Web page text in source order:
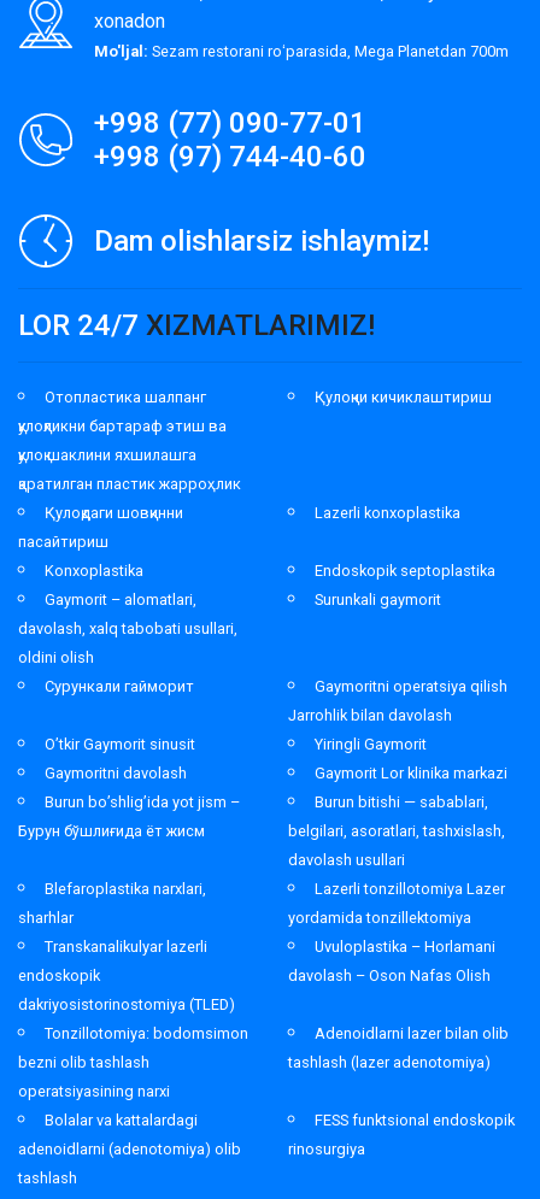
xonadon
Mo'ljal: Sezam restorani roʻparasida, Mega Planetdan 700m
+998 (77) 090-77-01
+998 (97) 744-40-60
Dam olishlarsiz ishlaymiz!
LOR 24/7 XIZMATLARIMIZ!
Отопластика шалпанг
қулоқликни бартараф этиш ва
қулоқ шаклини яхшилашга
қаратилган пластик жарроҳлик
Қулоқни кичиклаштириш
Қулоқдаги шовқинни
пасайтириш
Lazerli konxoplastika
Konxoplastika
Endoskopik septoplastika
Gaymorit – alomatlari,
davolash, xalq tabobati usullari,
oldini olish
Surunkali gaymorit
Сурункали гайморит
Gaymoritni operatsiya qilish
Jarrohlik bilan davolash
O’tkir Gaymorit sinusit
Yiringli Gaymorit
Gaymoritni davolash
Gaymorit Lor klinika markazi
Burun bo’shlig’ida yot jism –
Бурун бўшлиғида ёт жисм
Burun bitishi — sabablari,
belgilari, asoratlari, tashxislash,
davolash usullari
Blefaroplastika narxlari,
sharhlar
Lazerli tonzillotomiya Lazer
yordamida tonzillektomiya
Transkanalikulyar lazerli
endoskopik
dakriyosistorinostomiya (TLED)
Uvuloplastika – Horlamani
davolash – Oson Nafas Olish
Tonzillotomiya: bodomsimon
bezni olib tashlash
operatsiyasining narxi
Adenoidlarni lazer bilan olib
tashlash (lazer adenotomiya)
Bolalar va kattalardagi
adenoidlarni (adenotomiya) olib
tashlash
FESS funktsional endoskopik
rinosurgiya